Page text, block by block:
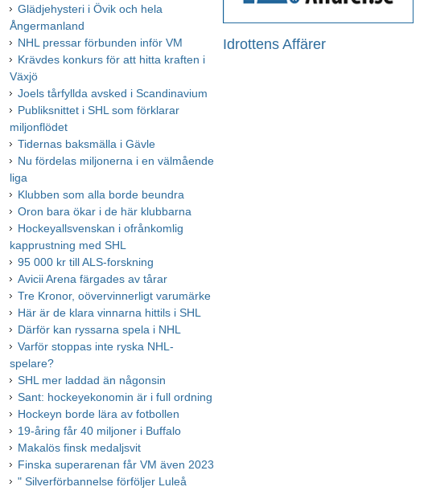
Idrottens Affärer
Glädjehysteri i Övik och hela
Ångermanland
NHL pressar förbunden inför VM
Krävdes konkurs för att hitta kraften i
Växjö
Joels tårfyllda avsked i Scandinavium
Publiksnittet i SHL som förklarar
miljonflödet
Tidernas baksmälla i Gävle
Nu fördelas miljonerna i en välmående
liga
Klubben som alla borde beundra
Oron bara ökar i de här klubbarna
Hockeyallsvenskan i ofrånkomlig
kapprustning med SHL
95 000 kr till ALS-forskning
Avicii Arena färgades av tårar
Tre Kronor, oövervinnerligt varumärke
Här är de klara vinnarna hittils i SHL
Därför kan ryssarna spela i NHL
Varför stoppas inte ryska NHL-
spelare?
SHL mer laddad än någonsin
Sant: hockeyekonomin är i full ordning
Hockeyn borde lära av fotbollen
19-åring får 40 miljoner i Buffalo
Makalös finsk medaljsvit
Finska superarenan får VM även 2023
" Silverförbannelse förföljer Luleå